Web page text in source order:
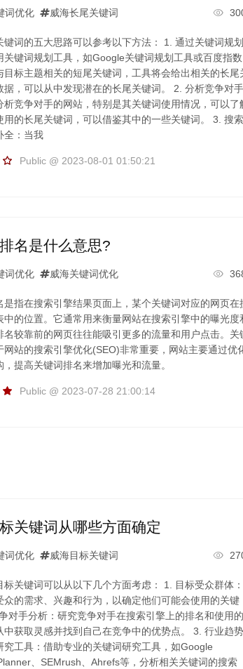
词优化 威海长尾关键词
键词的五大思路可以参考以下方法： 1. 通过关键词规划
关键词规划工具，如Google关键词规划工具或百度指数
目标主题相关的短尾关键词，工具将会给出相关的长尾
据，可以从中发现潜在的长尾关键词。 2. 分析竞争对手
析竞争对手的网站，特别是其关键词使用情况，可以了
用的长尾关键词，可以借鉴其中的一些关键词。 3. 搜索
全：当我
Public @ 2023-08-01 01:50:21
名是什么意思?
词优化 威海关键词优化
是指在搜索引擎结果页面上，某个关键词对应的网页在
中的位置。它通常用来衡量网站在搜索引擎中的曝光度
名较靠前的网页往往能吸引更多的流量和用户点击。关
网站的搜索引擎优化(SEO)非常重要，网站主要通过优
，提高关键词排名来增加曝光和流量。
Public @ 2023-07-28 21:00:14
关键词从哪些方面确定
词优化 威海目标关键词
标关键词可以从以下几个方面考虑： 1. 目标受众群体：
众的需求、兴趣和行为，以确定他们可能会使用的关键
对手分析：研究竞争对手在搜索引擎上的排名和使用的
中获取灵感并找到自己在竞争中的优势点。 3. 行业趋势
究工具：借助专业的关键词研究工具，如Google
、SEMrush、Ahrefs等，分析相关关键词的搜索